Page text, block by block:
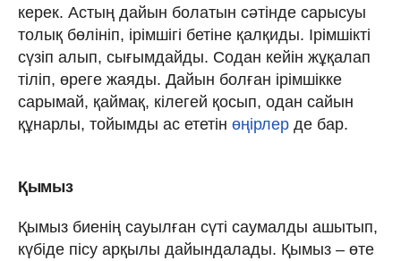
керек. Астың дайын болатын сәтінде сарысуы
толық бөлініп, ірімшігі бетіне қалқиды. Ірімшікті
сүзіп алып, сығымдайды. Содан кейін жұқалап
тіліп, өреге жаяды. Дайын болған ірімшікке
сарымай, қаймақ, кілегей қосып, одан сайын
құнарлы, тойымды ас ететін өңірлер де бар.
Қымыз
Қымыз биенің сауылған сүті саумалды ашытып,
күбіде пісу арқылы дайындалады. Қымыз – өте